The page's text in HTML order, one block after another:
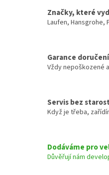
Značky, které
Laufen, Hansgrohe,
Garance doručení
Vždy nepoškozené
Servis bez
Když je třeba,
Dodáváme pro
Důvěřují nám